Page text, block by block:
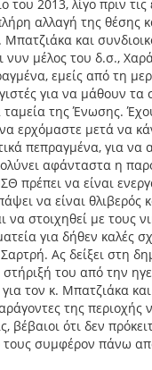
2013, λίγο πριν
αλλαγή της θέσης
και
νυν μέλος του δ.σ.,
εμείς από τη
για να μάθουν τα
της Ένωσης.
ερχόμαστε μετά να
πεπραγμένα, για να
αφάνταστα η
πρέπει να είναι
να είναι θλιβερός
να στοιχηθεί με τους
για δήθεν καλές
Ας δείξει στη
στήριξή του από την
τον κ. Μπατζιάκα
της περιοχής
βέβαιοι ότι δεν
συμφέρον πάνω